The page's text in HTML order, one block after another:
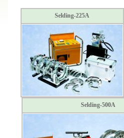
Selding-225A
Selding-500A